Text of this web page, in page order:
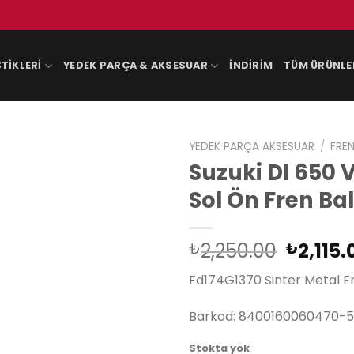
YEDEK PARÇA & AKSESUAR İNDIRIM TÜM
YEDEK PARÇA AKSESUAR /
Suzuki Dl 650
Sol Ön Fren
₺2,250.00
fiyat:
₺
Fd174G1370 Sinter Metal
Barkod: 8400160060470-5
Stokta yok